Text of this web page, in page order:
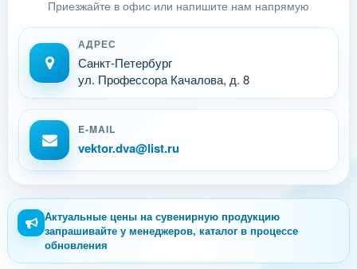
Приезжайте в офис или напишите нам напрямую
АДРЕС
Санкт-Петербург
ул. Профессора Качалова, д. 8
E-MAIL
vektor.dva@list.ru
Актуальные цены на сувенирную продукцию
запрашивайте у менеджеров, каталог в процессе
обновления